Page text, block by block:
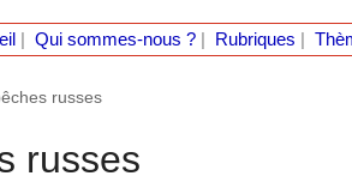
Qui sommes-nous ?| Rubriques
russes
russes